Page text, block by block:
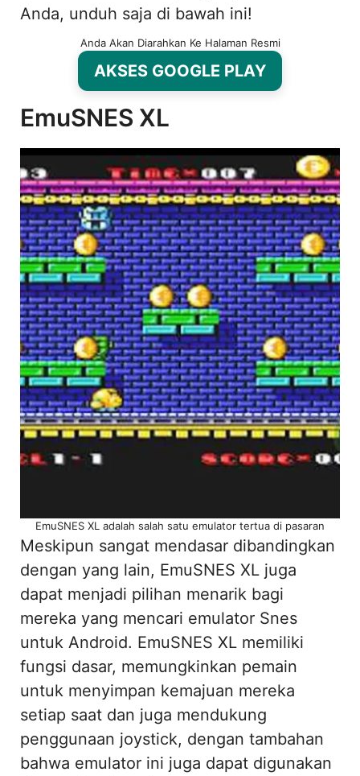
Anda, unduh saja di bawah ini!
Anda Akan Diarahkan Ke Halaman Resmi
AKSES GOOGLE PLAY
EmuSNES XL
EmuSNES XL adalah salah satu emulator tertua di pasaran
Meskipun sangat mendasar dibandingkan
dengan yang lain, EmuSNES XL juga
dapat menjadi pilihan menarik bagi
mereka yang mencari emulator Snes
untuk Android. EmuSNES XL memiliki
fungsi dasar, memungkinkan pemain
untuk menyimpan kemajuan mereka
setiap saat dan juga mendukung
penggunaan joystick, dengan tambahan
bahwa emulator ini juga dapat digunakan